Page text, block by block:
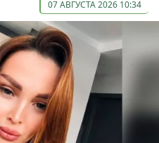
07 АВГУСТА 2026 10:34